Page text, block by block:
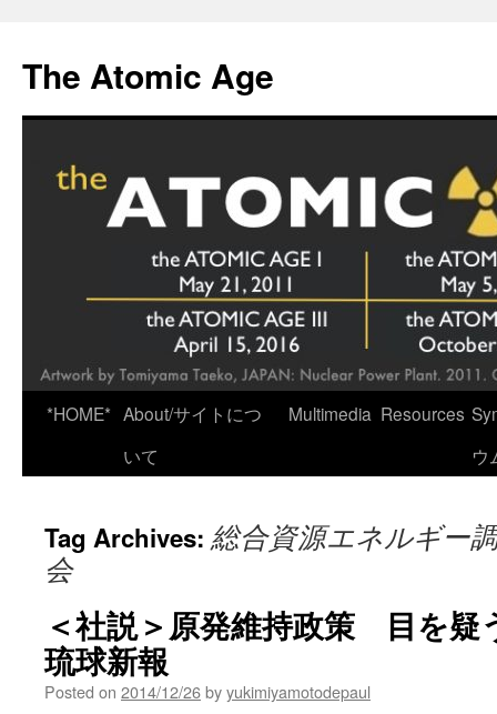
content
The Atomic Age
*HOME* About/サイトにつ
いて
Multimedia Resources
ウ
Tag Archives: 総合資源エネルギー
会
＜社説＞原発維持政策 目を疑
琉球新報
Posted on 2014/12/26byyukimiyamotodepaul